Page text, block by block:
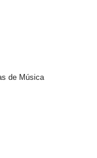
de Música